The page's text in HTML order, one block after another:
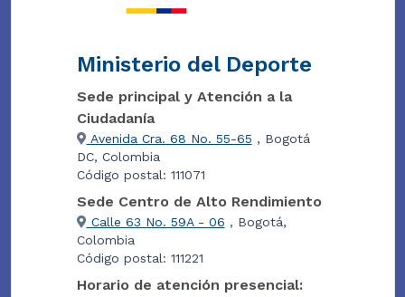
Ministerio del Deporte
Sede principal y Atención a la
Ciudadanía
Avenida Cra. 68 No. 55-65 , Bogotá
DC, Colombia
Código postal: 111071
Sede Centro de Alto Rendimiento
Calle 63 No. 59A - 06 , Bogotá,
Colombia
Código postal: 111221
Horario de atención presencial: